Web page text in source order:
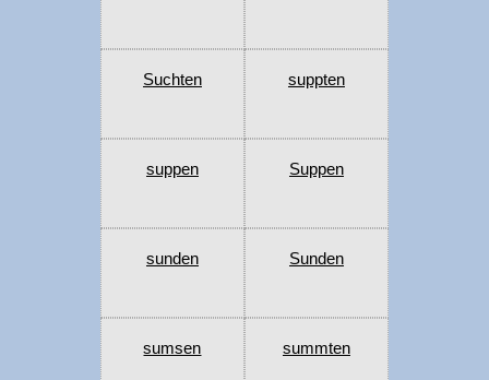
Suchten suppten
suppen Suppen
sunden Sunden
sumsen summten